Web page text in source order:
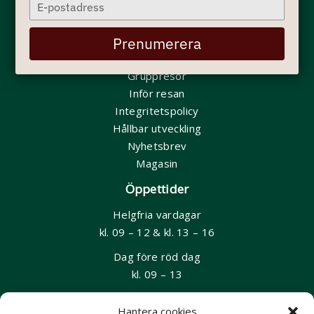
Hantera cookies
Hem - Startsida
Min bokning
Gruppresor
Inför resan
Integritetspolicy
Hållbar utveckling
Nyhetsbrev
Magasin
Öppettider
Helgfria vardagar
kl. 09 – 12 & kl. 13 – 16
Dag före röd dag
kl. 09 – 13
your
email
Prenumerera